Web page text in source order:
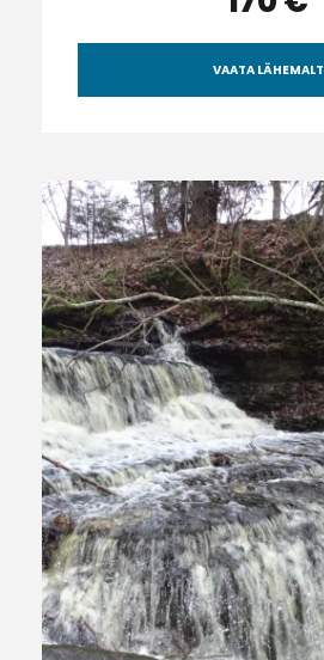
VAATA LÄHEMALT